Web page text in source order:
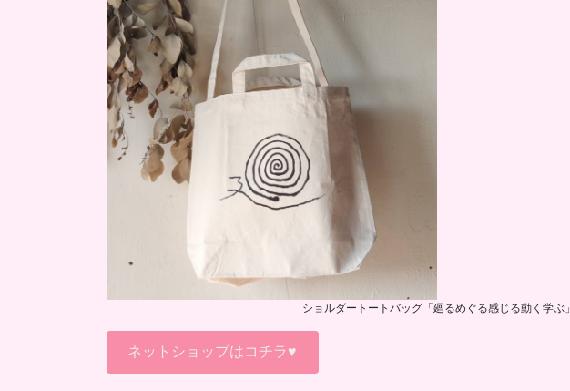
ショルダートートバッグ「廻るめぐる感じる動く学ぶ」
ネットショップはコチラ♥